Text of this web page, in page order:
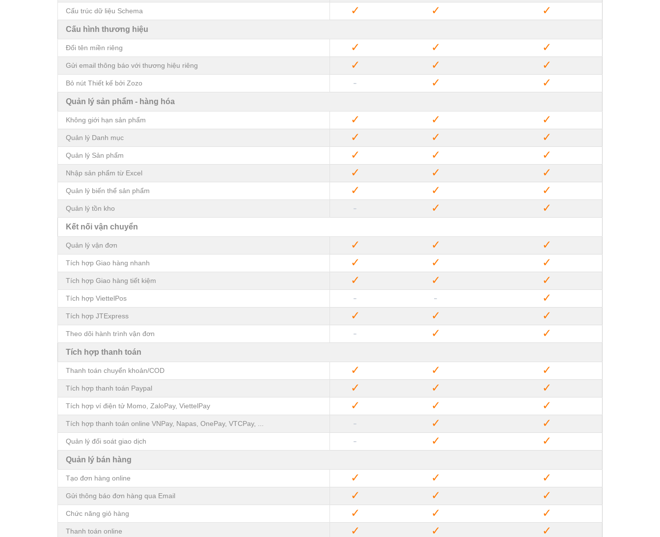
Cấu trúc dữ liệu Schema ✓ ✓ ✓
Cấu hình thương hiệu
Đổi tên miền riêng ✓ ✓ ✓
Gửi email thông báo với thương hiệu riêng ✓ ✓ ✓
Bỏ nút Thiết kế bởi Zozo - ✓ ✓
Quản lý sản phẩm - hàng hóa
Không giới hạn sản phẩm ✓ ✓ ✓
Quản lý Danh mục ✓ ✓ ✓
Quản lý Sản phẩm ✓ ✓ ✓
Nhập sản phẩm từ Excel ✓ ✓ ✓
Quản lý biến thể sản phẩm ✓ ✓ ✓
Quản lý tồn kho - ✓ ✓
Kết nối vận chuyển
Quản lý vận đơn ✓ ✓ ✓
Tích hợp Giao hàng nhanh ✓ ✓ ✓
Tích hợp Giao hàng tiết kiệm ✓ ✓ ✓
Tích hợp ViettelPos - - ✓
Tích hợp JTExpress ✓ ✓ ✓
Theo dõi hành trình vận đơn - ✓ ✓
Tích hợp thanh toán
Thanh toán chuyển khoản/COD ✓ ✓ ✓
Tích hợp thanh toán Paypal ✓ ✓ ✓
Tích hợp ví điện tử Momo, ZaloPay, ViettelPay ✓ ✓ ✓
Tích hợp thanh toán online VNPay, Napas, OnePay, VTCPay, ... - ✓ ✓
Quản lý đối soát giao dịch - ✓ ✓
Quản lý bán hàng
Tạo đơn hàng online ✓ ✓ ✓
Gửi thông báo đơn hàng qua Email ✓ ✓ ✓
Chức năng giỏ hàng ✓ ✓ ✓
Thanh toán online ✓ ✓ ✓